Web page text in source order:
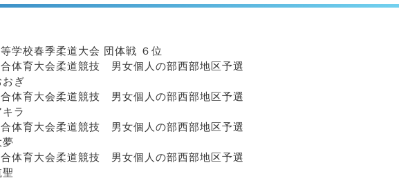
学校春季柔道大会 団体戦 ６位
体育大会柔道競技 男女個人の部西部地区予選
ぎ
体育大会柔道競技 男女個人の部西部地区予選
ラ
体育大会柔道競技 男女個人の部西部地区予選
体育大会柔道競技 男女個人の部西部地区予選